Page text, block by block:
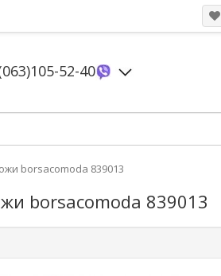
52-40
borsacomoda 839013
borsacomoda 839013